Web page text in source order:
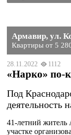
Армавир, ул.
Квартиры от 5
28.11.2022 1112
«Нарко» по-
Под
деятельность
41-летний житель
участке